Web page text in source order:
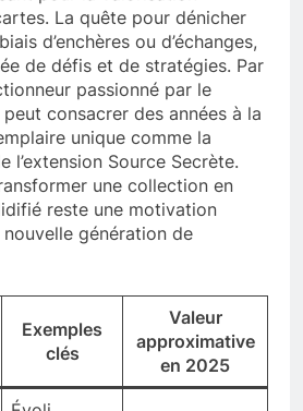
La quête pour dénicher
d’enchères ou d’échanges,
de défis et de stratégies. Par
passionné par le
consacrer des années à la
unique comme la
l’extension Source Secrète.
une collection en
reste une motivation
génération de
Exemples
clés
Valeur
approximative
en 2025